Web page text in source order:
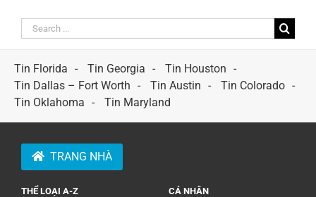
Search
for:
Tin Florida
Tin Georgia
Tin Houston
Tin Dallas – Fort Worth
Tin Austin
Tin Colorado
Tin Oklahoma
Tin Maryland
TRANG NHÀ
THỂ LOẠI A-Z CÁ NHÂN